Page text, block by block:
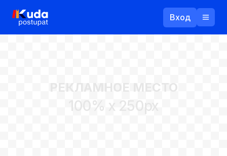
Вход
РЕКЛАМНОЕ МЕСТО
100% x 250px